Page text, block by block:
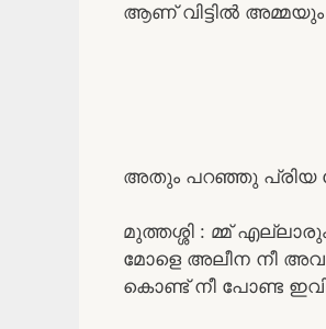
ആണ് വിട്ടിൽ അമ്മയും
അതും പറഞ്ഞു പ്രിയ
മുത്തശ്ശി : മ്മ്
മോളെ അലീന നീ
കൊണ്ട് നീ പോണ്ട